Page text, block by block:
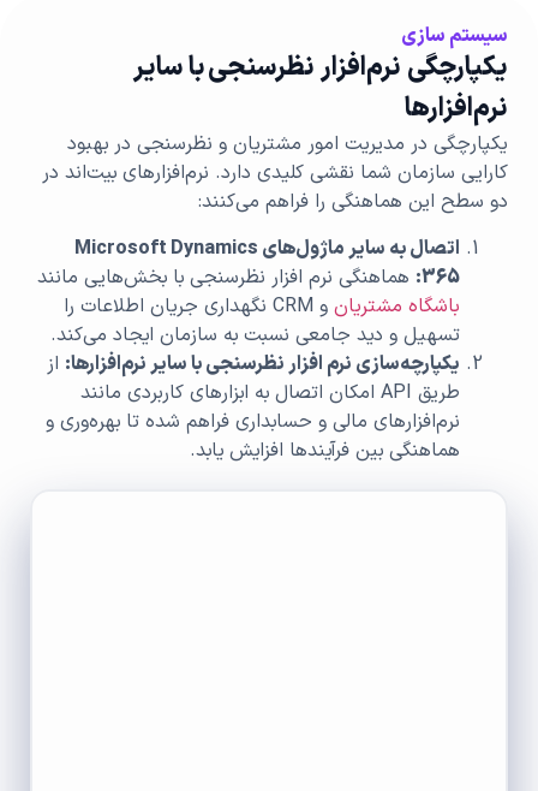
سیستم سازی
یکپارچگی نرم‌افزار نظرسنجی با سایر
نرم‌افزارها
یکپارچگی در مدیریت امور مشتریان و نظرسنجی در بهبود
کارایی سازمان‌ شما نقشی کلیدی دارد. نرم‌افزارهای بیت‌اند در
دو سطح این هماهنگی را فراهم می‌کنند:
اتصال به سایر ماژول‌های Microsoft Dynamics
365: هماهنگی نرم افزار نظرسنجی با بخش‌هایی مانند
باشگاه مشتریان
و CRM نگهداری جریان اطلاعات را
تسهیل و دید جامعی نسبت به سازمان ایجاد می‌کند.
یکپارچه‌سازی نرم افزار نظرسنجی با سایر نرم‌افزارها: از
طریق API امکان اتصال به ابزارهای کاربردی مانند
نرم‌افزارهای مالی و حسابداری فراهم شده تا بهره‌وری و
هماهنگی بین فرآیندها افزایش یابد.